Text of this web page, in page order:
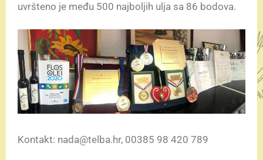
uvršteno je među 500 najboljih ulja sa 86 bodova.
Kontakt: nada@telba.hr, 00385 98 420 789